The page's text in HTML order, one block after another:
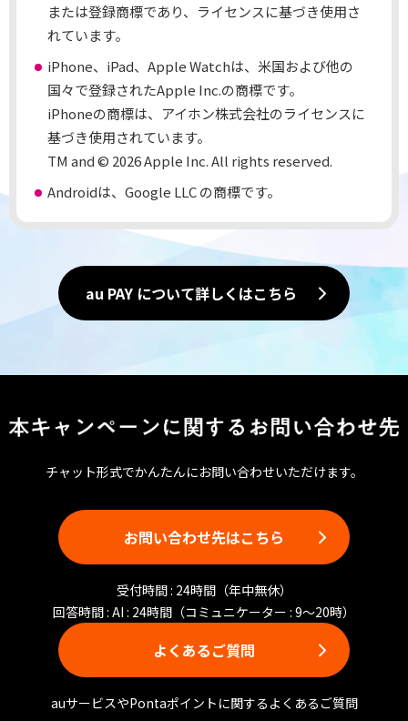
または登録商標であり、ライセンスに基づき使用さ
れています。
iPhone、iPad、Apple Watchは、米国および他の
国々で登録されたApple Inc.の商標です。
iPhoneの商標は、アイホン株式会社のライセンスに
基づき使用されています。
TM and © 2026 Apple Inc. All rights reserved.
Androidは、Google LLC の商標です。
au PAY について詳しくはこちら
チャット形式でかんたんにお問い合わせいただけます。
お問い合わせ先はこちら
受付時間 : 24時間（年中無休）
回答時間 : AI : 24時間（コミュニケーター : 9〜20時）
よくあるご質問
auサービスやPontaポイントに関するよくあるご質問